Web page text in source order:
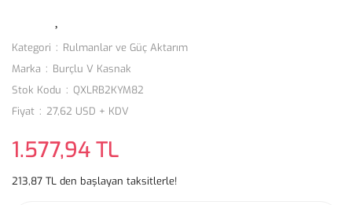
Kategori
Rulmanlar ve Güç Aktarım
Marka
Burçlu V Kasnak
Stok Kodu
QXLRB2KYM82
Fiyat
27,62 USD + KDV
1.577,94 TL
213,87 TL den başlayan taksitlerle!